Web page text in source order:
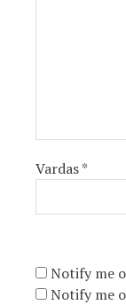
Vardas*
Notify me
Notify me